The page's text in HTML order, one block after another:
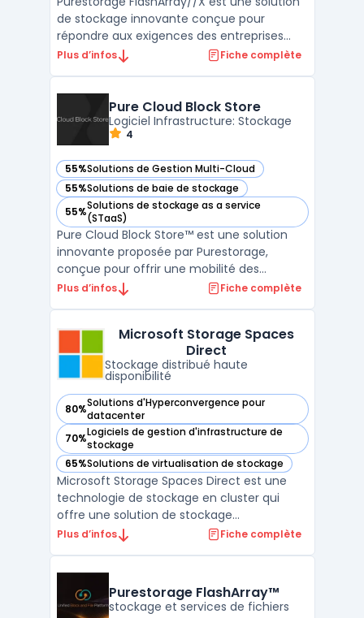
de stockage innovante conçue pour
répondre aux exigences des entreprises
modernes. Il s'agit d'une baie de stockage
tout en restant simple d'utilisation. Cette
technologie permet de boost ...
Plus d’infos Fiche complète
Pure Cloud Block Store
Logiciel Infrastructure: Stockage
4
55%Solutions de Gestion Multi-Cloud
— voir Pure Cloud Block Store dans cette catégorie
55%Solutions de baie de stockage
— voir Pure Cloud Block Store dans cette catégorie
55%Solutions de stockage as a service
(STaaS)
— voir Pure Cloud Block Store dans cette catégorie
Pure Cloud Block Store™ est une solution
innovante proposée par Purestorage,
conçue pour offrir une mobilité des
données optimale, une protection des
ou Google Cloud. Cette technologie
permet une efficacité accrue au niveau ...
Plus d’infos Fiche complète
Microsoft Storage Spaces
Direct
Stockage distribué haute
disponibilité
80%Solutions d'Hyperconvergence pour
datacenter
— voir Microsoft Storage Spaces Direct dans cette
70%Logiciels de gestion d'infrastructure de
stockage
— voir Microsoft Storage Spaces Direct dans cette
65%Solutions de virtualisation de stockage
— voir Microsoft Storage Spaces Direct dans cette
Microsoft Storage Spaces Direct est une
technologie de stockage en cluster qui
offre une solution de stockage
hyperconvergée pour les environnements
disques locaux disponibles sur chaque
nœud de cluster. Les données sont di ...
Plus d’infos Fiche complète
Purestorage FlashArray™
stockage et services de fichiers